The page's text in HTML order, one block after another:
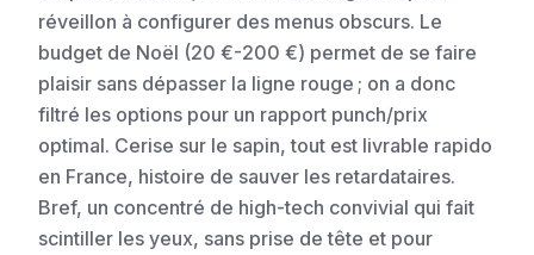
réveillon à configurer des menus obscurs. Le
budget de Noël (20 €-200 €) permet de se faire
plaisir sans dépasser la ligne rouge ; on a donc
filtré les options pour un rapport punch/prix
optimal. Cerise sur le sapin, tout est livrable rapido
en France, histoire de sauver les retardataires.
Bref, un concentré de high-tech convivial qui fait
scintiller les yeux, sans prise de tête et pour